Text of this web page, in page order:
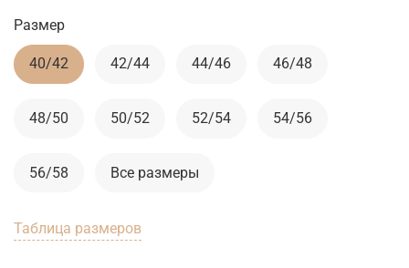
Таблица размеров
Размер
40/42 42/44 44/46 46/48
48/50 50/52 52/54 54/56
56/58 Все размеры